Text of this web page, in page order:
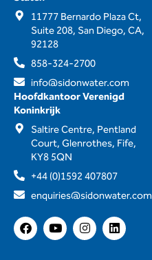
11777 Bernardo Plaza Ct,
Suite 208, San Diego, CA,
92128
858-324-2700
info@sidonwater.com
Hoofdkantoor Verenigd
Koninkrijk
Saltire Centre, Pentland
Court, Glenrothes, Fife,
KY8 5QN
+44 (0)1592 407807
enquiries@sidonwater.com
F
a
c
Y
o
u
I
n
s
L
i
n